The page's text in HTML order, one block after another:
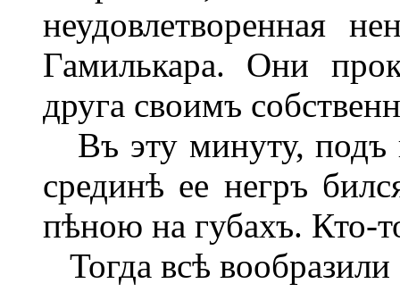
неудовлетворенная
Гамилькара. Они
друга своимъ
Въ эту минуту, подъ
срединѣ ее негръ
пѣною на губахъ. Кто-
Тогда всѣ